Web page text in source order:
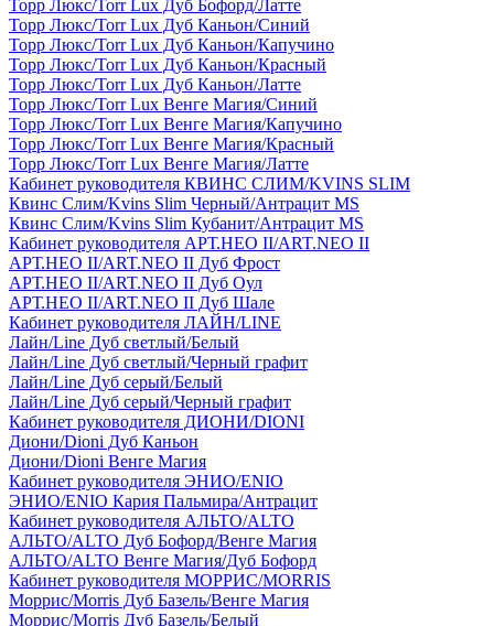
Торр Люкс/Torr Lux Дуб Бофорд/Латте
Торр Люкс/Torr Lux Дуб Каньон/Синий
Торр Люкс/Torr Lux Дуб Каньон/Капучино
Торр Люкс/Torr Lux Дуб Каньон/Красный
Торр Люкс/Torr Lux Дуб Каньон/Латте
Торр Люкс/Torr Lux Венге Магия/Синий
Торр Люкс/Torr Lux Венге Магия/Капучино
Торр Люкс/Torr Lux Венге Магия/Красный
Торр Люкс/Torr Lux Венге Магия/Латте
Кабинет руководителя КВИНС СЛИМ/KVINS SLIM
Квинс Слим/Kvins Slim Черный/Антрацит MS
Квинс Слим/Kvins Slim Кубанит/Антрацит MS
Кабинет руководителя АРТ.НЕО II/ART.NEO II
АРТ.НЕО II/ART.NEO II Дуб Фрост
АРТ.НЕО II/ART.NEO II Дуб Оул
АРТ.НЕО II/ART.NEO II Дуб Шале
Кабинет руководителя ЛАЙН/LINE
Лайн/Line Дуб светлый/Белый
Лайн/Line Дуб светлый/Черный графит
Лайн/Line Дуб серый/Белый
Лайн/Line Дуб серый/Черный графит
Кабинет руководителя ДИОНИ/DIONI
Диони/Dioni Дуб Каньон
Диони/Dioni Венге Магия
Кабинет руководителя ЭНИО/ENIO
ЭНИО/ENIO Кария Пальмира/Антрацит
Кабинет руководителя АЛЬТО/ALTO
АЛЬТО/ALTO Дуб Бофорд/Венге Магия
АЛЬТО/ALTO Венге Магия/Дуб Бофорд
Кабинет руководителя МОРРИС/MORRIS
Моррис/Morris Дуб Базель/Венге Магия
Моррис/Morris Дуб Базель/Белый